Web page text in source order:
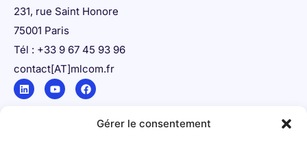
Gérer le consentement
231, rue Saint Honore
75001 Paris
Tél : +33 9 67 45 93 96
contact[AT]mlcom.fr